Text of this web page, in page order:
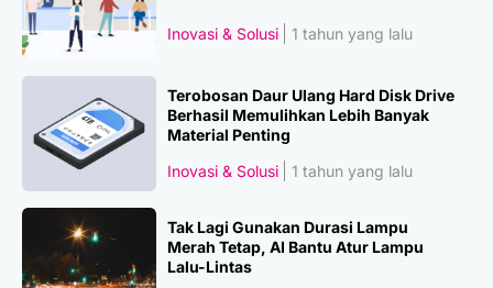
Inovasi & Solusi 1 tahun yang lalu
Terobosan Daur Ulang Hard Disk Drive
Berhasil Memulihkan Lebih Banyak
Material Penting
Inovasi & Solusi
1 tahun yang lalu
Tak Lagi Gunakan Durasi Lampu
Merah Tetap, AI Bantu Atur Lampu
Lalu-Lintas